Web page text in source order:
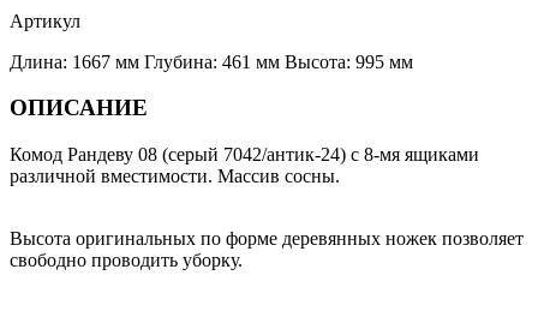
Артикул
Длина: 1667 мм Глубина: 461 мм Высота: 995 мм
ОПИСАНИЕ
Комод Рандеву 08 (серый 7042/антик-24) с 8-мя ящиками
различной вместимости. Массив сосны.
Высота оригинальных по форме деревянных ножек позволяет
свободно проводить уборку.